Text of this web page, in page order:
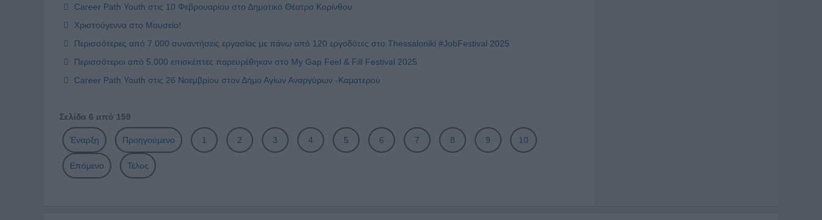
Career Path Youth στις 10 Φεβρουαρίου στο Δημοτικό Θέατρο Κορίνθου
Χριστούγεννα στο Μουσείο!
Περισσότερες από 7.000 συναντήσεις εργασίας με πάνω από 120 εργοδότες στο Thessaloniki #JobFestival 2025
Περισσότεροι από 5.000 επισκέπτες παρευρέθηκαν στο My Gap Feel & Fill Festival 2025
Career Path Youth στις 26 Νοεμβρίου στον Δήμο Αγίων Αναργύρων -Καματερού
Σελίδα 6 από 159
Έναρξη Προηγούμενο 1 2 3 4 5 6 7 8 9 10
Επόμενο Τέλος